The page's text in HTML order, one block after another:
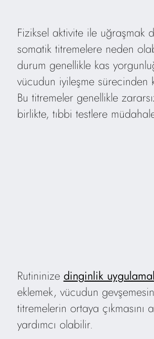
Fiziksel aktivite ile uğraşmak
somatik titremelere neden
durum genellikle kas
vücudun iyileşme sürecinden
Bu titremeler genellikle
birlikte, tıbbi testlere
Rutininize dinginlik
eklemek, vücudun
titremelerin ortaya çıkmasını
yardımcı olabilir.